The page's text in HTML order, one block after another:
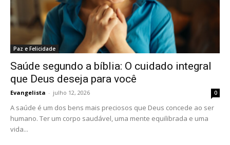
Paz e Felicidade
Saúde segundo a bíblia: O cuidado integral
que Deus deseja para você
Evangelista - julho 12, 2026 0
A saúde é um dos bens mais preciosos que Deus concede ao ser
humano. Ter um corpo saudável, uma mente equilibrada e uma
vida...